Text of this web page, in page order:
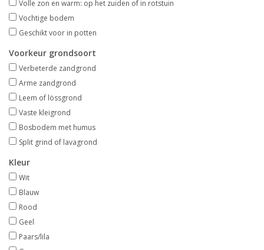
Overige producten
Advies
Onze tuinen!
Sterke Bollen Dagen
Nieuws
Volle zon en warm: op het zuiden of in rotstuin
Vochtige bodem
Geschikt voor in potten
Voorkeur grondsoort
Verbeterde zandgrond
Arme zandgrond
Leem of lössgrond
Vaste kleigrond
Bosbodem met humus
Split grind of lavagrond
Kleur
Wit
Blauw
Rood
Geel
Paars/lila